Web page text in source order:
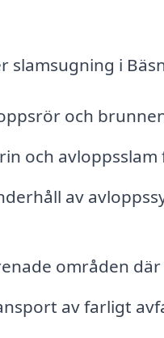
slamsugning i
och
och
av
områden
av farligt